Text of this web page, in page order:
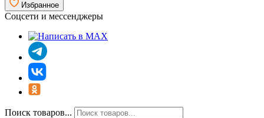
Избранное
Соцсети и мессенджеры
Поиск товаров...